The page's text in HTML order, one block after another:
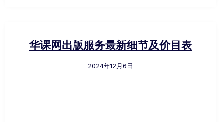
华课网出版服务最新细节及价目表
2024年12月6日